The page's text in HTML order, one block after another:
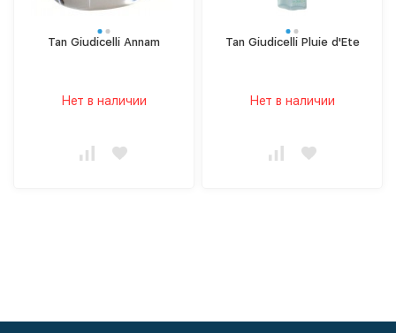
Tan Giudicelli Annam
Нет в наличии
Tan Giudicelli Pluie d'Ete
Нет в наличии